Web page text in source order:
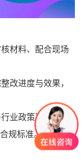
材料、配合现场
进度与效果，
政策更新，定
规标准。